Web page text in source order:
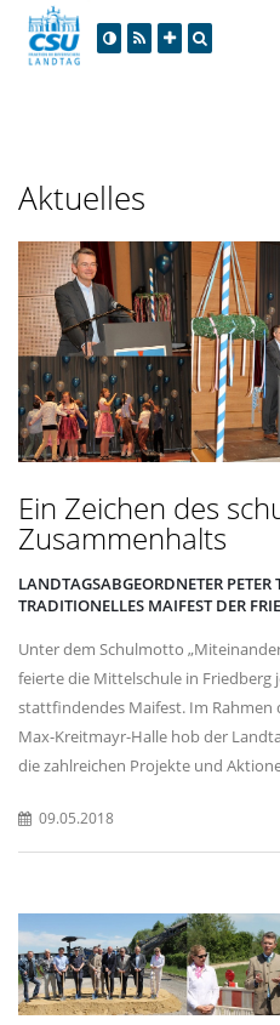
Aktuelles
Ein Zeichen des
Zusammenhalts
LANDTAGSABGEORDNETER
TRADITIONELLES MAIFEST DER
Unter dem Schulmotto
feierte die Mittelschule in Friedberg
stattfindendes Maifest. Im Rahmen
Max-Kreitmayr-Halle hob der
die zahlreichen Projekte und
09.05.2018